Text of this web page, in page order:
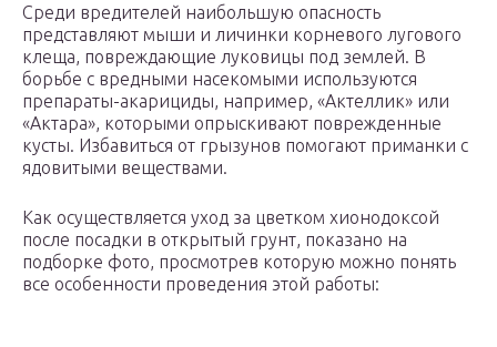
Среди вредителей наибольшую опасность
представляют мыши и личинки корневого лугового
клеща, повреждающие луковицы под землей. В
борьбе с вредными насекомыми используются
препараты-акарициды, например, «Актеллик» или
«Актара», которыми опрыскивают поврежденные
кусты. Избавиться от грызунов помогают приманки с
ядовитыми веществами.
Как осуществляется уход за цветком хионодоксой
после посадки в открытый грунт, показано на
подборке фото, просмотрев которую можно понять
все особенности проведения этой работы: